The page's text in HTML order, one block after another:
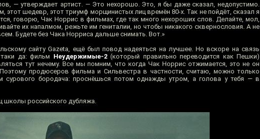
— утверждает артист. — Это нехорошо. Это, я бы даже сказал, недопустимо.
шедевр, этот триумф морщинистых лиц времён 80-х. Так не пойдёт, сказал я
говорю, Чак Норрис в фильмах, где так много нехороших слов. Делайте, мол,
их напалмом, режьте им гениталии, но чтобы никакого сквернословия. А не
Будете без Чака Норриса дальше снимать. Вот.»
сайту Gazeta, ещё был повод надеяться на лучшее. Но вскоре на связь
да: фильм Неудержимые-2(который правильно переводится как Пешки)
тут нечему. Все мы помним, что когда Чак Норрис отжимается, это не он
продюсеров фильма и Сильвестра в частности, считаю, можно только
сурового бородача: проснёшься потом однажды утром, а голова у тебя — в
школы российского дубляжа.